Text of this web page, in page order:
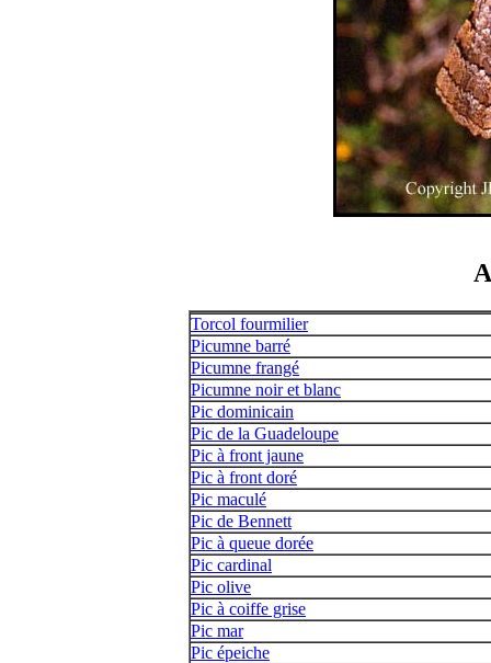
Torcol fourmilier
Picumne barré
Picumne frangé
Picumne noir et blanc
Pic dominicain
Pic de la Guadeloupe
Pic à front jaune
Pic à front doré
Pic maculé
Pic de Bennett
Pic à queue dorée
Pic cardinal
Pic olive
Pic à coiffe grise
Pic mar
Pic épeiche